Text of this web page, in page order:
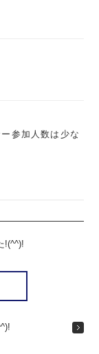
参加人数は少な
!(^^)!